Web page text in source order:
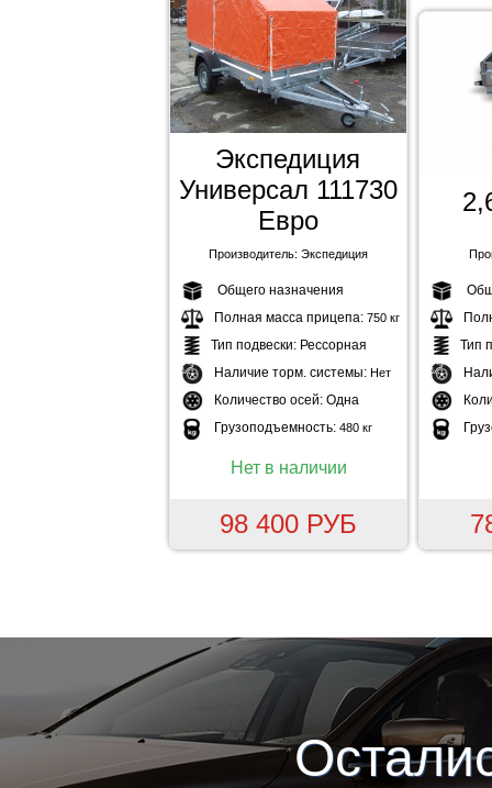
Экспедиция
Универсал 111730
Евро
Производитель: Экспедиция
Общего назначения
Полная масса прицепа: 750 кг
Тип подвески: Рессорная
Наличие торм. системы: Нет
Количество осей: Одна
Грузоподъемность: 480 кг
Нет в наличии
98 400 РУБ
Тип